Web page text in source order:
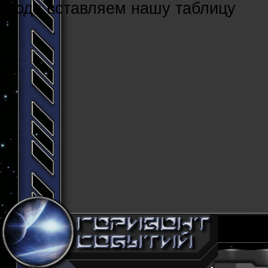
Cюда вставляем нашу таблицу